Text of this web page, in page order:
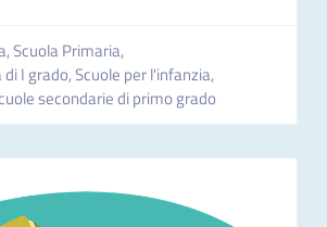
Scuola Primaria,
I grado,Scuole per l'infanzia,
secondarie di primo grado